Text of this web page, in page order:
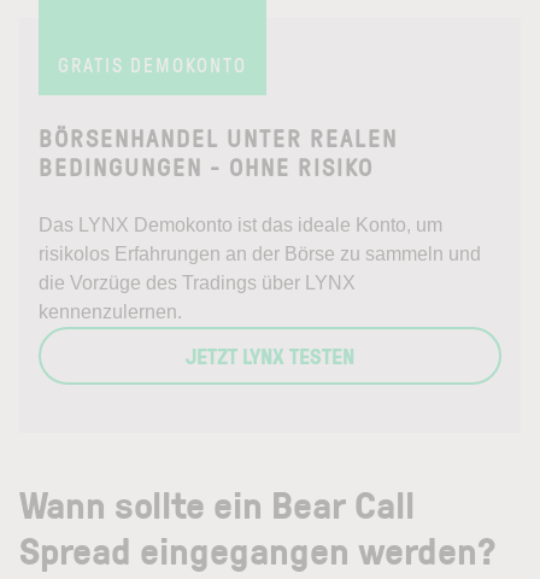
GRATIS DEMOKONTO
BÖRSENHANDEL UNTER REALEN
BEDINGUNGEN - OHNE RISIKO
Das LYNX Demokonto ist das ideale Konto, um
risikolos Erfahrungen an der Börse zu sammeln und
die Vorzüge des Tradings über LYNX
kennenzulernen.
JETZT LYNX TESTEN
Wann sollte ein Bear Call
Spread eingegangen werden?